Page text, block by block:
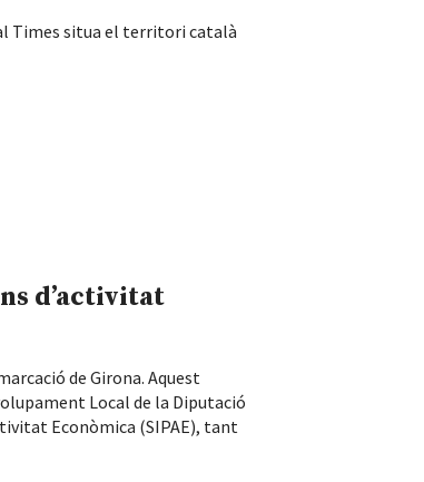
Times situa el territori català
d’activitat
de Girona. Aquest
Local de la Diputació
Econòmica (SIPAE), tant